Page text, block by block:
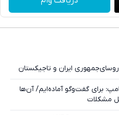
واتساپ
برای گفت‌وگو آماده‌ایم/ آن‌ها
مشکلات